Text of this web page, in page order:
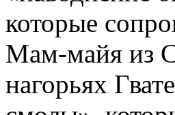
которые
Мам-майя из
нагорьях